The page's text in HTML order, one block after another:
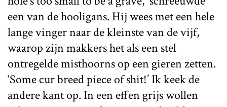
een van de hooligans. Hij wees met een hele
lange vinger naar de kleinste van de vijf,
waarop zijn makkers het als een stel
ontregelde misthoorns op een gieren zetten.
‘Some cur breed piece of shit!’ Ik keek de
andere kant op. In een effen grijs wollen